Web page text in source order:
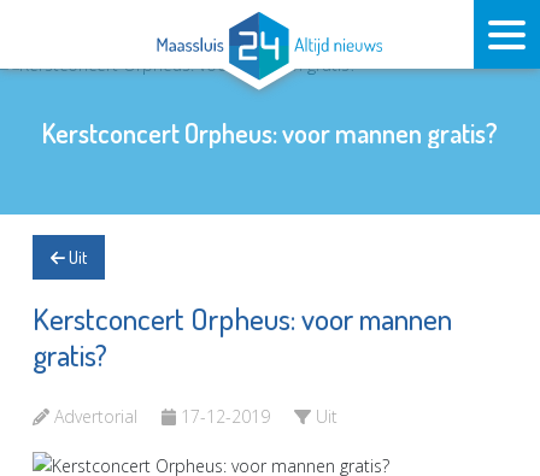
Kerstconcert Orpheus: voor mannen gratis?
Uit
Kerstconcert Orpheus: voor mannen
gratis?
Advertorial 17-12-2019 Uit